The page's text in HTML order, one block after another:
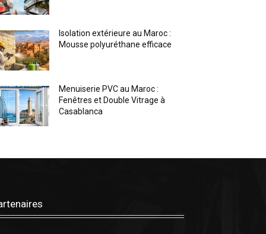
Isolation extérieure au Maroc :
Mousse polyuréthane efficace
Menuiserie PVC au Maroc :
Fenêtres et Double Vitrage à
Casablanca